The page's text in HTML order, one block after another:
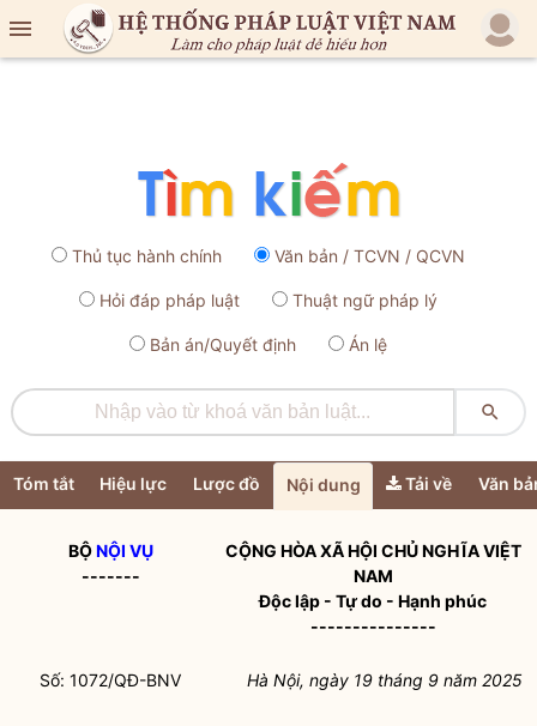

Thủ tục hành chính Văn bản / TCVN / QCVN
Hỏi đáp pháp luật Thuật ngữ pháp lý
Bản án/Quyết định Án lệ

Tóm tắt Hiệu lực Lược đồ Nội dung Tải về Văn
BỘNỘI VỤ
-------
CỘNG HÒA XÃ HỘI CHỦ NGHĨA VIỆT
NAM
Độc lập - Tự do - Hạnh phúc
---------------
Số: 1072/QĐ-BNV Hà Nội, ngày 19 tháng 9 năm 2025